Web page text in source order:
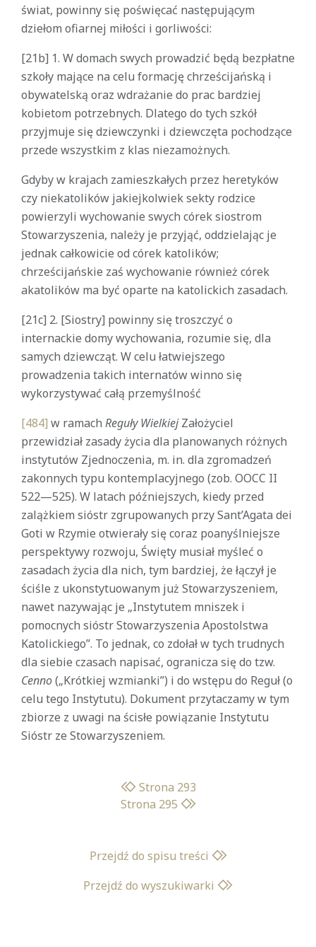
świat, powinny się poświęcać następującym
dziełom ofiarnej miłości i gorliwości:
[21b] 1. W domach swych prowadzić będą bezpłatne
szkoły mające na celu formację chrześcijańską i
obywatelską oraz wdrażanie do prac bardziej
kobietom potrzebnych. Dlatego do tych szkół
przyjmuje się dziewczynki i dziewczęta pochodzące
przede wszystkim z klas niezamożnych.
Gdyby w krajach zamieszkałych przez heretyków
czy niekatolików jakiejkolwiek sekty rodzice
powierzyli wychowanie swych córek siostrom
Stowarzyszenia, należy je przyjąć, oddzielając je
jednak całkowicie od córek katolików;
chrześcijańskie zaś wychowanie również córek
akatolików ma być oparte na katolickich zasadach.
[21c] 2. [Siostry] powinny się troszczyć o
internackie domy wychowania, rozumie się, dla
samych dziewcząt. W celu łatwiejszego
prowadzenia takich internatów winno się
wykorzystywać całą przemyślność
[484] w ramach Reguły WielkiejZałożyciel
przewidział zasady życia dla planowanych różnych
instytutów Zjednoczenia, m. in. dla zgromadzeń
zakonnych typu kontemplacyjnego (zob. OOCC II
522—525). W latach późniejszych, kiedy przed
zalążkiem sióstr zgrupowanych przy Sant’Agata dei
Goti w Rzymie otwierały się coraz poanyślniejsze
perspektywy rozwoju, Święty musiał myśleć o
zasadach życia dla nich, tym bardziej, że łączył je
ściśle z ukonstytuowanym już Stowarzyszeniem,
nawet nazywając je „Instytutem mniszek i
pomocnych sióstr Stowarzyszenia Apostolstwa
Katolickiego”. To jednak, co zdołał w tych trudnych
dla siebie czasach napisać, ogranicza się do tzw.
Cenno(„Krótkiej wzmianki”) i do wstępu do Reguł (o
celu tego Instytutu). Dokument przytaczamy w tym
zbiorze z uwagi na ścisłe powiązanie Instytutu
Sióstr ze Stowarzyszeniem.
Strona 293
Strona 295
Przejdź do spisu treści
Przejdź do wyszukiwarki